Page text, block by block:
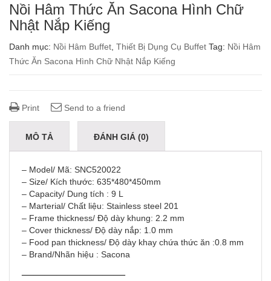
Nồi Hâm Thức Ăn Sacona Hình Chữ
Nhật Nắp Kiếng
Danh mục: Nồi Hâm Buffet Thiết Bị Dụng Cụ Buffet Tag: Nồi Hâm
Thức Ăn Sacona Hình Chữ Nhật Nắp Kiếng
Print Send to a friend
MÔ TẢ ĐÁNH GIÁ (0)
– Model/ Mã: SNC520022
– Size/ Kích thước: 635*480*450mm
– Capacity/ Dung tích : 9 L
– Marterial/ Chất liệu: Stainless steel 201
– Frame thickness/ Độ dày khung: 2.2 mm
– Cover thickness/ Độ dày nắp: 1.0 mm
– Food pan thickness/ Độ dày khay chứa thức ăn :0.8 mm
– Brand/Nhãn hiệu : Sacona
—————————